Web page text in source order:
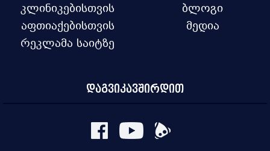
კლინიკებისთვის
აფთიაქებისთვის
რეკლამა საიტზე
ბლოგი
მედია
დაგვიკავშირდით